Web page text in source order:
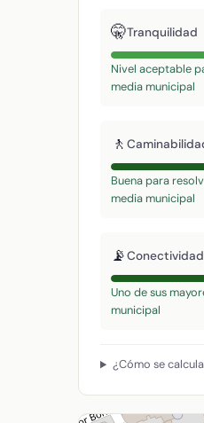
🤫Tranquilidad
Nivel aceptable
media municipal
🚶
Buena para
media municipal
📡Conectividad
Uno de sus
municipal
¿Cómo se